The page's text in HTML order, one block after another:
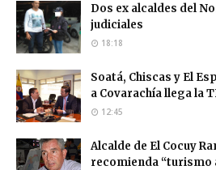
Dos ex alcaldes del
judiciales
18:18
Soatá, Chiscas y El
a Covarachía llega la
12:45
Alcalde de El Cocuy
recomienda “turismo